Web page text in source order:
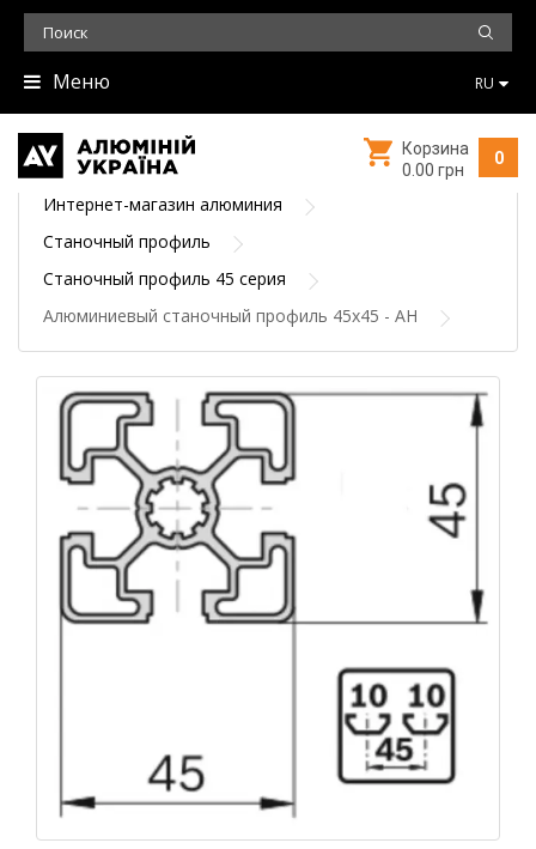
Меню RU
0
Корзина
0.00 грн
Интернет-магазин алюминия
Станочный профиль
Станочный профиль 45 серия
Алюминиевый станочный профиль 45х45 - АН